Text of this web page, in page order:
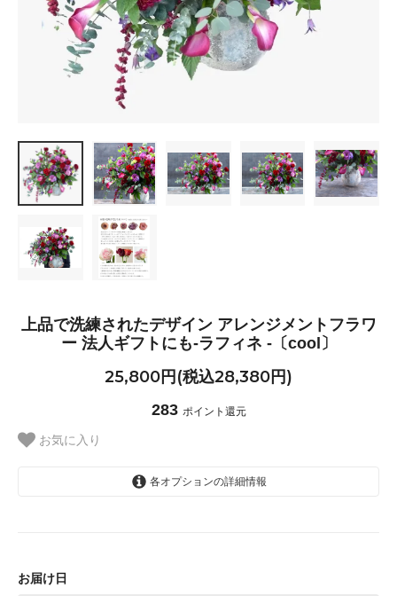
上品で洗練されたデザイン アレンジメントフラワ
ー 法人ギフトにも-ラフィネ -〔cool〕
25,800円(税込28,380円)
283 ポイント還元
お気に入り
各オプションの詳細情報
お届け日